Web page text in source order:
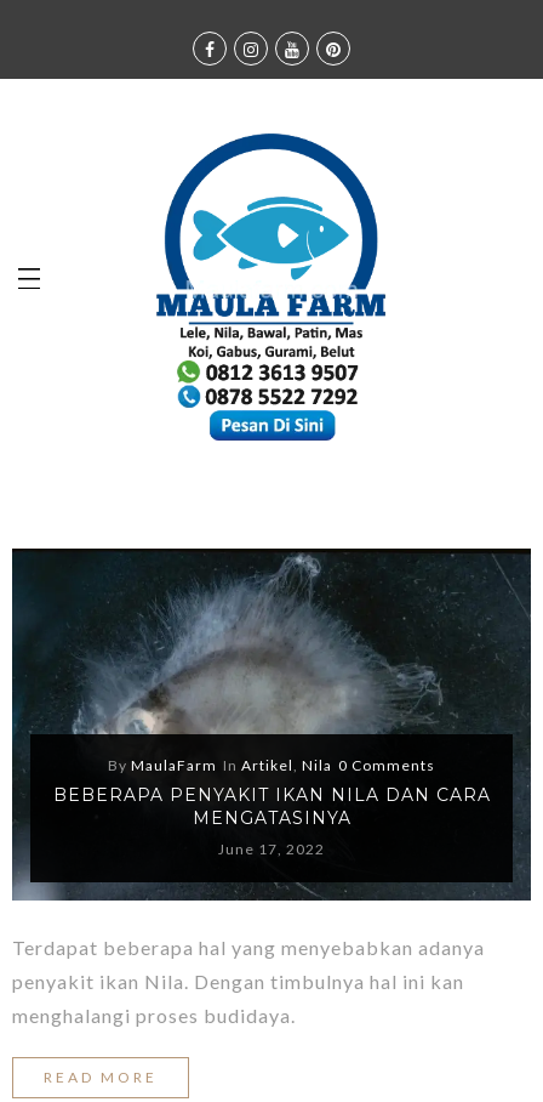
By MaulaFarm In Artikel Nila 0 Comments
BEBERAPA PENYAKIT IKAN NILA DAN CARA
MENGATASINYA
June 17, 2022
Terdapat beberapa hal yang menyebabkan adanya
penyakit ikan Nila. Dengan timbulnya hal ini kan
menghalangi proses budidaya.
READ MORE